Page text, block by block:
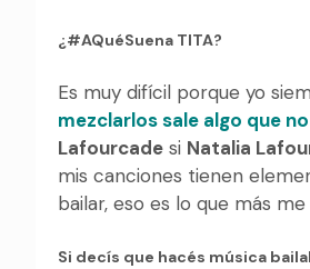
¿#AQuéSuena TITA?
Es muy difícil porque yo
mezclarlos sale algo que
Lafourcade si Natalia
mis canciones tienen
bailar, eso es lo que más
Si decís que hacés música